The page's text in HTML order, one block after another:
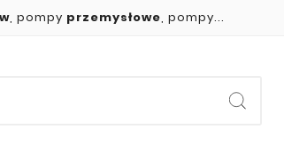
, pompy przemysłowe, pompy...